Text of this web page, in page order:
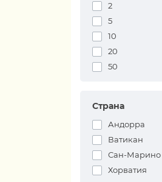
2
5
10
20
50
Страна
Андорра
Ватикан
Сан-Марино
Хорватия